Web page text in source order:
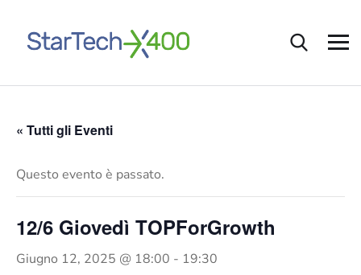
« Tutti gli Eventi
Questo evento è passato.
12/6 Giovedì TOPForGrowth
Giugno 12, 2025 @ 18:00 - 19:30